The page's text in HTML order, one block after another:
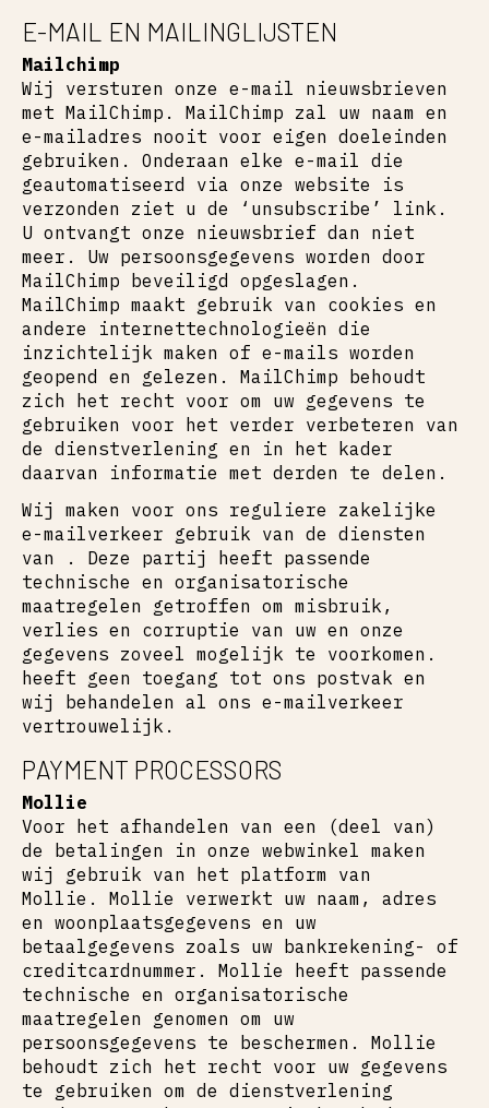
E-MAIL EN MAILINGLIJSTEN
Mailchimp
Wij versturen onze e-mail nieuwsbrieven
met MailChimp. MailChimp zal uw naam en
e-mailadres nooit voor eigen doeleinden
gebruiken. Onderaan elke e-mail die
geautomatiseerd via onze website is
verzonden ziet u de ‘unsubscribe’ link.
U ontvangt onze nieuwsbrief dan niet
meer. Uw persoonsgegevens worden door
MailChimp beveiligd opgeslagen.
MailChimp maakt gebruik van cookies en
andere internettechnologieën die
inzichtelijk maken of e-mails worden
geopend en gelezen. MailChimp behoudt
zich het recht voor om uw gegevens te
gebruiken voor het verder verbeteren van
de dienstverlening en in het kader
daarvan informatie met derden te delen.
Wij maken voor ons reguliere zakelijke
e-mailverkeer gebruik van de diensten
van . Deze partij heeft passende
technische en organisatorische
maatregelen getroffen om misbruik,
verlies en corruptie van uw en onze
gegevens zoveel mogelijk te voorkomen.
heeft geen toegang tot ons postvak en
wij behandelen al ons e-mailverkeer
vertrouwelijk.
PAYMENT PROCESSORS
Mollie
Voor het afhandelen van een (deel van)
de betalingen in onze webwinkel maken
wij gebruik van het platform van
Mollie. Mollie verwerkt uw naam, adres
en woonplaatsgegevens en uw
betaalgegevens zoals uw bankrekening- of
creditcardnummer. Mollie heeft passende
technische en organisatorische
maatregelen genomen om uw
persoonsgegevens te beschermen. Mollie
behoudt zich het recht voor uw gegevens
te gebruiken om de dienstverlening